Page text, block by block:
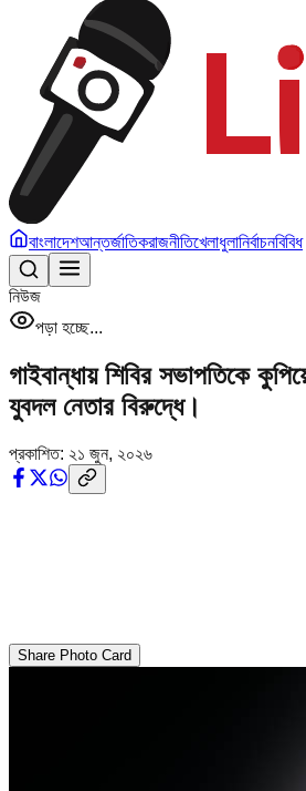
বাংলাদেশআন্তর্জাতিকরাজনীতিখেলাধুলানির্বাচনবিবিধ
নিউজ
পড়া হচ্ছে...
গাইবান্ধায় শিবির সভাপতিকে
যুবদল নেতার বিরুদ্ধে।
প্রকাশিত: ২১ জুন, ২০২৬
Share Photo Card